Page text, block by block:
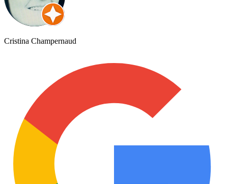
Cristina Champernaud